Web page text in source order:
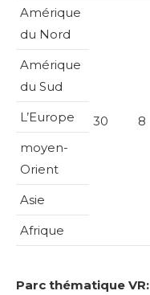
Amérique
du Nord
30 8
Amérique
du Sud
L’Europe
moyen-
Orient
Asie
Afrique
Parc thématique